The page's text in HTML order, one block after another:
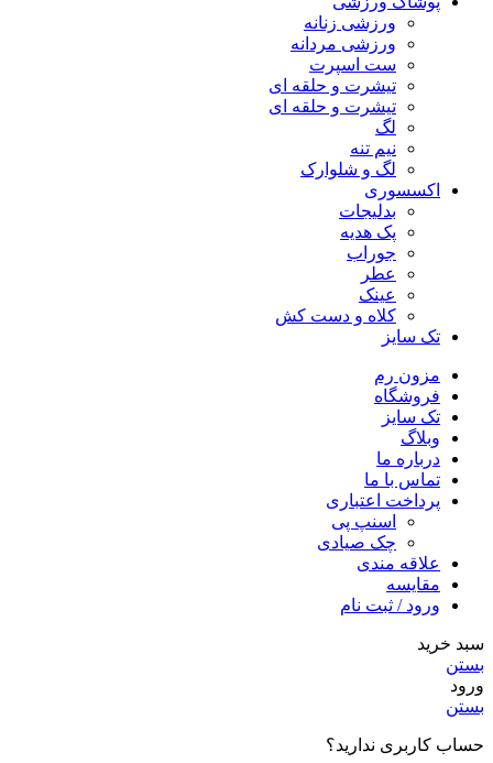
ورزشی زنانه
ورزشی مردانه
ست اسپرت
تیشرت و حلقه ای
تیشرت و حلقه ای
لگ
نیم تنه
لگ و شلوارک
اکسسوری
بدلیجات
پک هدیه
جوراب
عطر
عینک
کلاه و دست کش
تک سایز
مزون رم
فروشگاه
تک سایز
وبلاگ
درباره ما
تماس با ما
پرداخت اعتباری
اسنپ پی
چک صیادی
علاقه مندی
مقايسه
ورود / ثبت نام
سبد خرید
بستن
ورود
بستن
حساب کاربری ندارید؟